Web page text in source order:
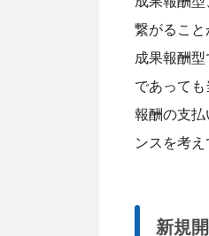
繋がること
成果報酬
であっても
報酬の支
ンスを考
新規